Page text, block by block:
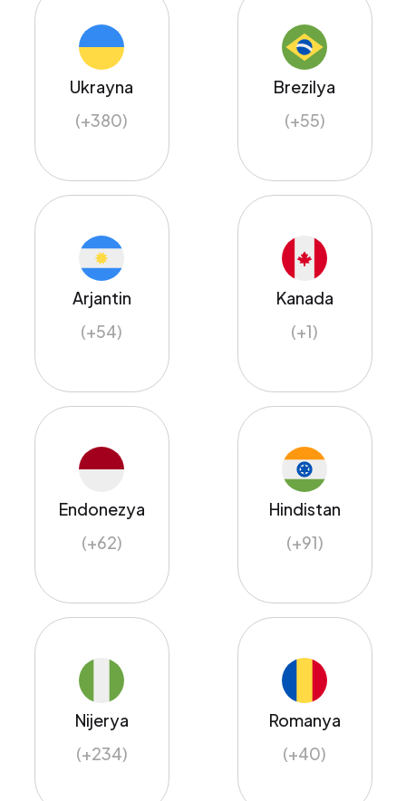
Ukrayna
(+380)
Brezilya
(+55)
Arjantin
(+54)
Kanada
(+1)
Endonezya
(+62)
Hindistan
(+91)
Nijerya
(+234)
Romanya
(+40)